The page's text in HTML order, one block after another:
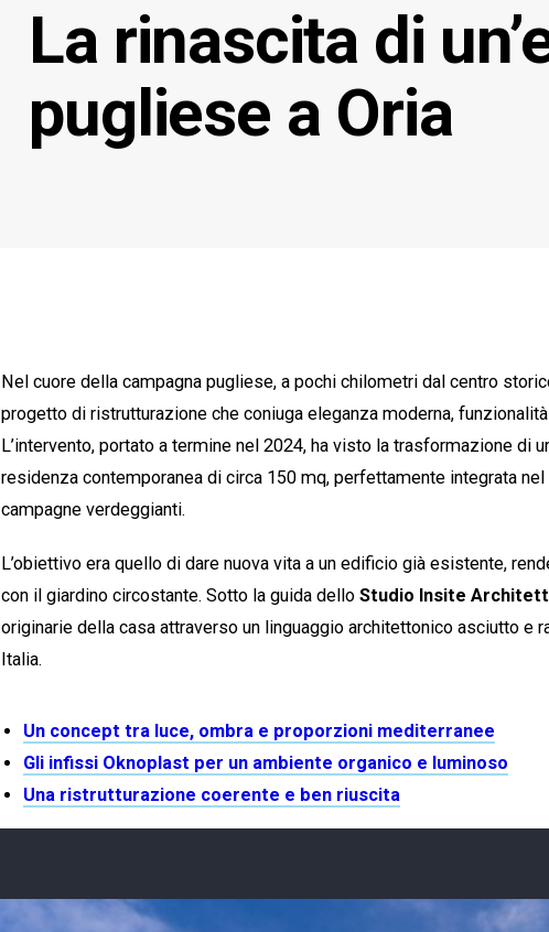
La rinascita di
pugliese a Oria
Nel cuore della campagna pugliese, a pochi chilometri dal centro
progetto di ristrutturazione che coniuga eleganza moderna,
L’intervento, portato a termine nel 2024, ha visto la trasformazione di
residenza contemporanea di circa 150 mq, perfettamente integrata
campagne verdeggianti.
L’obiettivo era quello di dare nuova vita a un edificio già esistente,
con il giardino circostante. Sotto la guida delloStudio Insite
originarie della casa attraverso un linguaggio architettonico asciutto e
Italia.
Un concept tra luce, ombra e proporzioni mediterranee
Gli infissi Oknoplast per un ambiente organico e luminoso
Una ristrutturazione coerente e ben riuscita